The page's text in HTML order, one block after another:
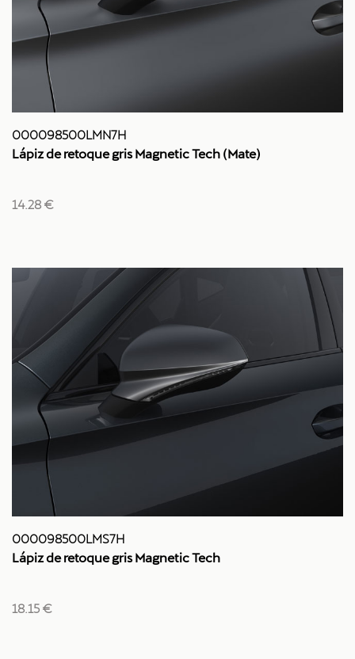
000098500LMN7H
Lápiz de retoque gris Magnetic Tech (Mate)
14.28 €
000098500LMS7H
Lápiz de retoque gris Magnetic Tech
18.15 €